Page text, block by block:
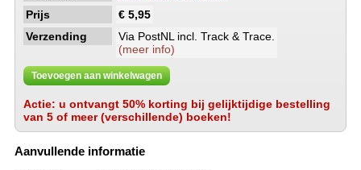
Prijs
€ 5,95
Verzending
Via PostNL incl. Track & Trace.
(meer info)
Toevoegen aan winkelwagen
Actie: u ontvangt 50% korting bij gelijktijdige bestelling
van 5 of meer (verschillende) boeken!
Aanvullende informatie